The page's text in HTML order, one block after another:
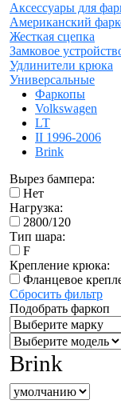
Аксессуары для
Американский
Жесткая сцепка
Замковое
Удлинители крюка
Универсальные
Фаркопы
Volkswagen
LT
II 1996-2006
Brink
Вырез бампера:
Нет
Нагрузка:
2800/120
Тип шара:
F
Крепление крюка:
Фланцевое
Сбросить фильтр
Подобрать фаркоп
Brink